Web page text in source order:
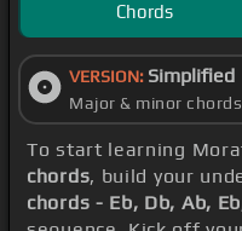
Chords
VERSION: Simplified
Major & minor
To start learning
chords, build your
chords - Eb, Db, Ab,